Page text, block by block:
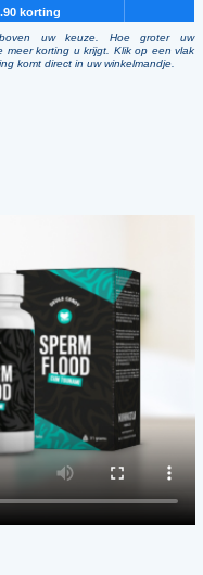
korting
uw keuze. Hoe groter uw
meer korting u krijgt. Klik op een vlak
komt direct in uw winkelmandje.